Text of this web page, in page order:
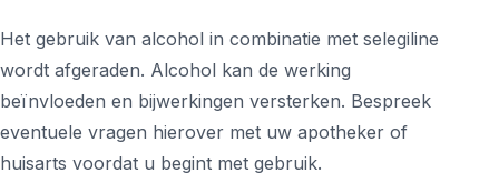
Het gebruik van alcohol in combinatie met selegiline
wordt afgeraden. Alcohol kan de werking
beïnvloeden en bijwerkingen versterken. Bespreek
eventuele vragen hierover met uw apotheker of
huisarts voordat u begint met gebruik.